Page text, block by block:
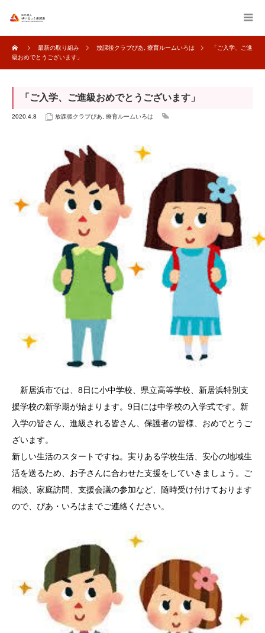
最新の取り組み 放課後クラブぴあ 療育ルームいろは
「ご入学、ご進
級おめでとうございます」
「ご入学、ご進級おめでとうございます」
2020.4.8 放課後クラブぴあ 療育ルームいろは
新居浜市では、8日に小中学校、県立高等学校、新居浜特別支
援学校の新学期が始まります。9日には中学校の入学式です。新
入学の皆さん、進級される皆さん、保護者の皆様、おめでとうご
ざいます。
新しい生活のスタートですね。実りある学校生活、安心の地域生
活を送るため、お子さんに合わせた支援をしていきましょう。ご
相談、家庭訪問、支援会議の参加など、随時受け付けております
ので、ぴあ・いろはまでご連絡ください。